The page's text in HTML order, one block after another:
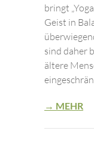
bringt
Geist in
sind daher
ältere
→ MEHR